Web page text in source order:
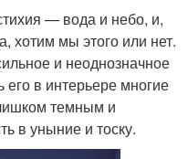
— вода и небо, и,
хотим мы этого или нет.
и неоднозначное
его в интерьере многие
темным и
в уныние и тоску.